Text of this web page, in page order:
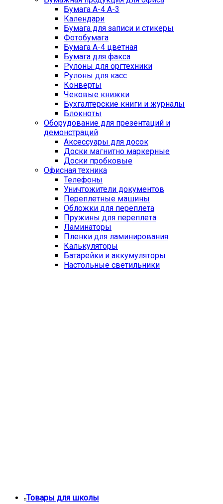
Бумага А-4 А-3
Календари
Бумага для записи и стикеры
Фотобумага
Бумага А-4 цветная
Бумага для факса
Рулоны для оргтехники
Рулоны для касс
Конверты
Чековые книжки
Бухгалтерские книги и журналы
Блокноты
Оборудование для презентаций и
демонстраций
Аксессуары для досок
Доски магнитно маркерные
Доски пробковые
Офисная техника
Телефоны
Уничтожители документов
Переплетные машины
Обложки для переплета
Пружины для переплета
Ламинаторы
Пленки для ламинирования
Калькуляторы
Батарейки и аккумуляторы
Настольные светильники
Товары для школы